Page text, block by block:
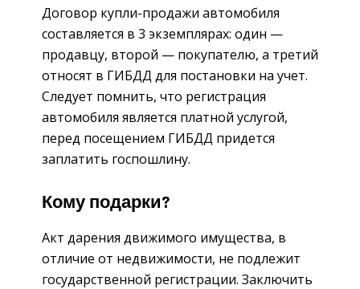
Договор купли-продажи автомобиля
составляется в 3 экземплярах: один —
продавцу, второй — покупателю, а третий
относят в ГИБДД для постановки на учет.
Следует помнить, что регистрация
автомобиля является платной услугой,
перед посещением ГИБДД придется
заплатить госпошлину.
Кому подарки?
Акт дарения движимого имущества, в
отличие от недвижимости, не подлежит
государственной регистрации. Заключить